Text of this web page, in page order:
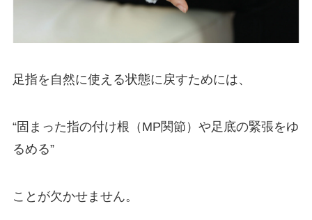
足指を自然に使える状態に戻すためには、
“固まった指の付け根（MP関節）や足底の緊張をゆ
るめる”
ことが欠かせません。